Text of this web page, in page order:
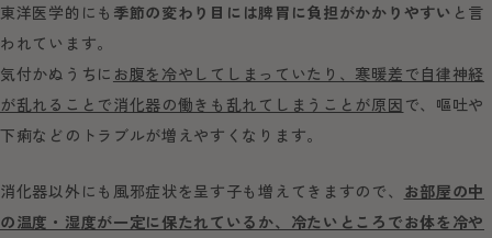
東洋医学的にも 季節の変わり目には脾胃に負担がかかりやすい と言
われています。
気付かぬうちに お腹を冷やしてしまっていたり、寒暖差で自律神経
が乱れることで消化器の働きも乱れてしまうことが原因 で、嘔吐や
下痢などのトラブルが増えやすくなります。
消化器以外にも風邪症状を呈す子も増えてきますので、 お部屋の中
の温度・湿度が一定に保たれているか、冷たいところでお体を冷や